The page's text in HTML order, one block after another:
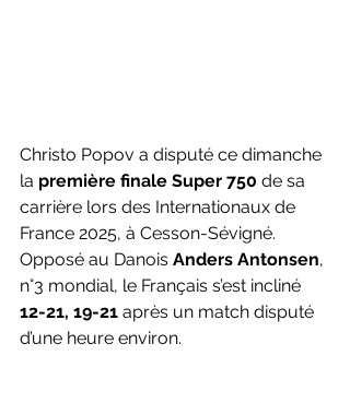
Christo Popov a disputé ce dimanche
la première finale Super 750 de sa
carrière lors des Internationaux de
France 2025, à Cesson-Sévigné.
Opposé au Danois Anders Antonsen,
n°3 mondial, le Français s’est incliné
12-21, 19-21 après un match disputé
d’une heure environ.